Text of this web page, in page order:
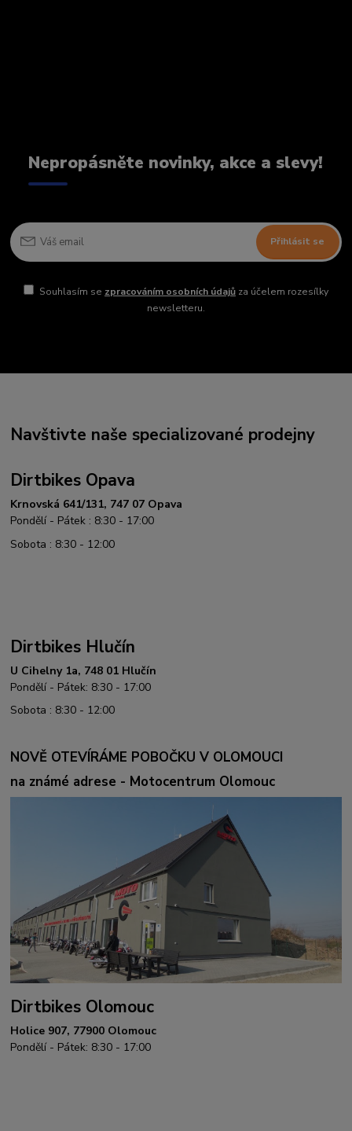
Nepropásněte novinky, akce a slevy!
Přihlásit se
Souhlasím se zpracováním osobních údajůza účelem rozesílky
newsletteru.
Navštivte naše specializované prodejny
Dirtbikes Opava
Krnovská 641/131, 747 07 Opava
Pondělí - Pátek : 8:30 - 17:00
Sobota : 8:30 - 12:00
Dirtbikes Hlučín
U Cihelny 1a, 748 01 Hlučín
Pondělí - Pátek: 8:30 - 17:00
Sobota : 8:30 - 12:00
NOVĚ OTEVÍRÁME POBOČKU V OLOMOUCI
na známé adrese - Motocentrum Olomouc
Dirtbikes Olomouc
Holice 907, 77900 Olomouc
Pondělí - Pátek: 8:30 - 17:00